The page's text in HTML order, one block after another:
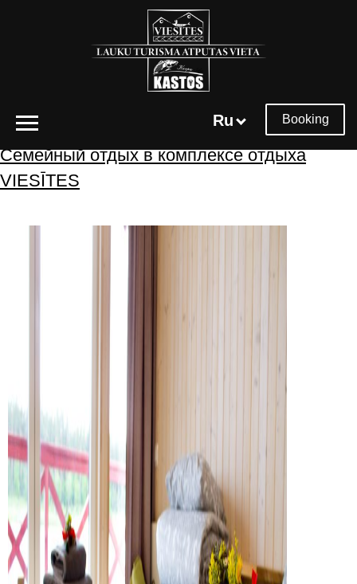
Ru Booking
Архивы меток:гостевой дом
Семейный отдых в комплексе отдыха
VIESĪTES